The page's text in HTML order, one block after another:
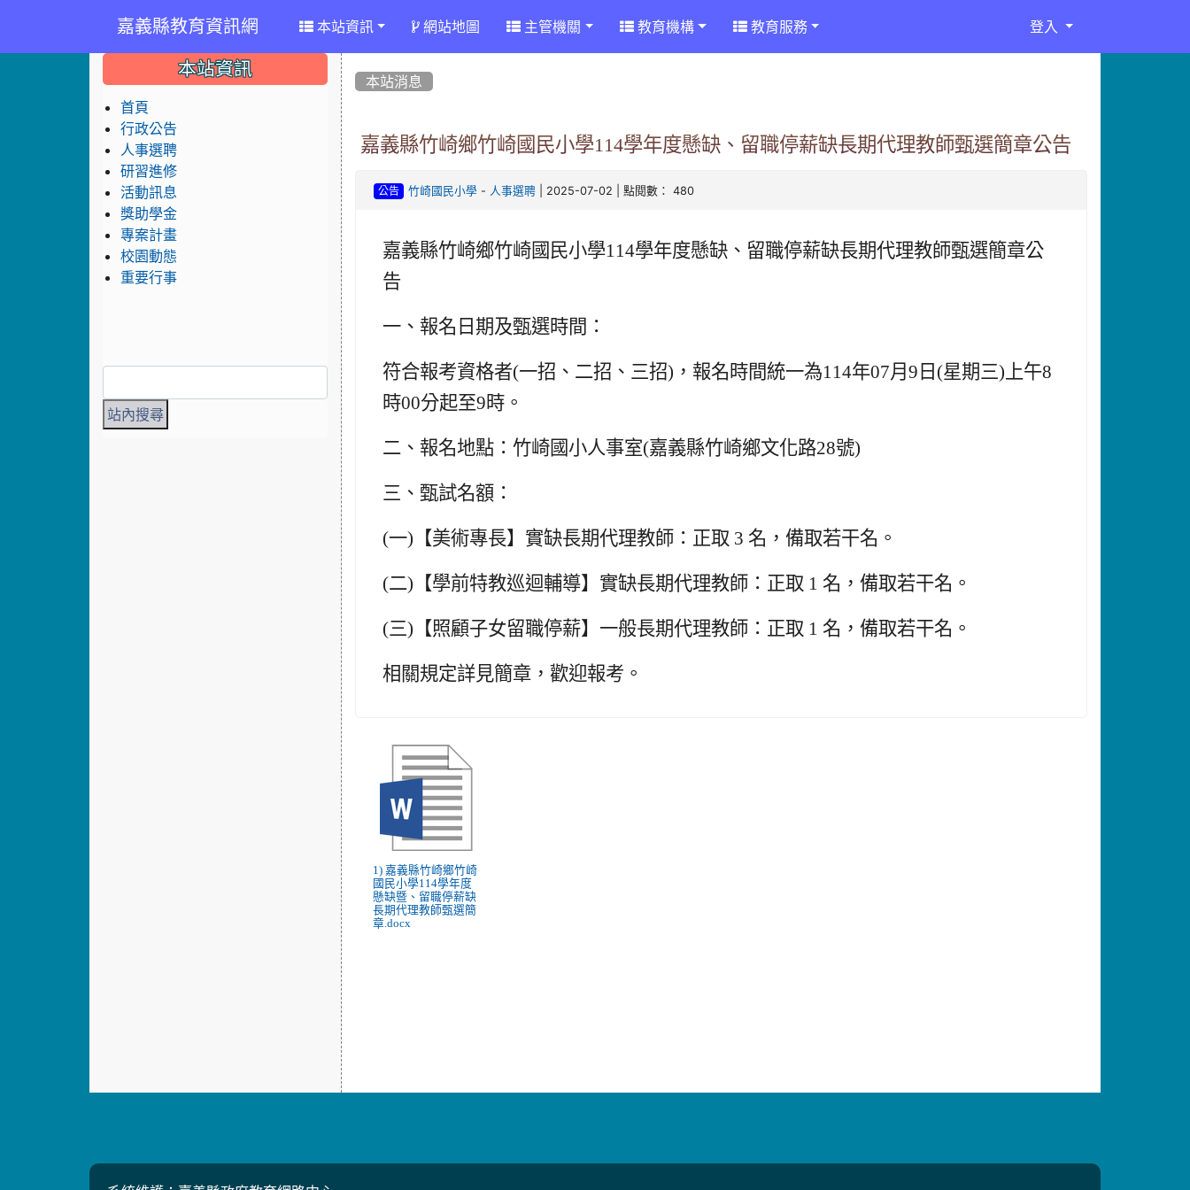
嘉義縣教育資訊網 本站資訊 網站地圖 主管機關 教育機構 教育服務 登入
本站消息
嘉義縣竹崎鄉竹崎國民小學114學年度懸缺、留職停薪缺長期代理教師甄選簡章公告
公告 竹崎國民小學 - 人事選聘 | 2025-07-02 | 點閱數： 480
嘉義縣竹崎鄉竹崎國民小學114學年度懸缺、留職停薪缺長期代理教師甄選簡章公
告
一、報名日期及甄選時間：
符合報考資格者(一招、二招、三招)，報名時間統一為114年07月9日(星期三)上午8
時00分起至9時。
二、報名地點：竹崎國小人事室(嘉義縣竹崎鄉文化路28號)
三、甄試名額：
(一)【美術專長】實缺長期代理教師：正取 3 名，備取若干名。
(二)【學前特教巡迴輔導】實缺長期代理教師：正取 1 名，備取若干名。
(三)【照顧子女留職停薪】一般長期代理教師：正取 1 名，備取若干名。
相關規定詳見簡章，歡迎報考。
1) 嘉義縣竹崎鄉竹崎
國民小學114學年度
懸缺暨、留職停薪缺
長期代理教師甄選簡
章.docx
::: 本站資訊
首頁
行政公告
人事選聘
研習進修
活動訊息
獎助學金
專案計畫
校園動態
重要行事